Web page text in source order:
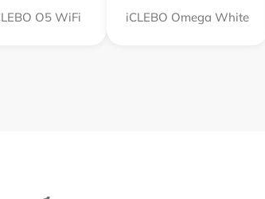
O5 WiFi iCLEBO Omega White